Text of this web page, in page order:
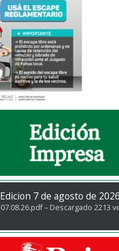
7 de agosto de
– Descargado 2213